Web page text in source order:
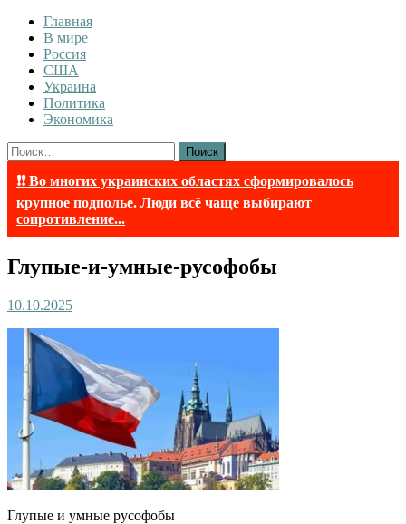
Tewi
Tewi — Новости
Главная
В мире
Россия
США
Украина
Политика
Экономика
Найти:
❗❗ Во многих украинских областях сформировалось
крупное подполье. Люди всё чаще выбирают
сопротивление...
Глупые-и-умные-русофобы
10.10.2025
Глупые и умные русофобы